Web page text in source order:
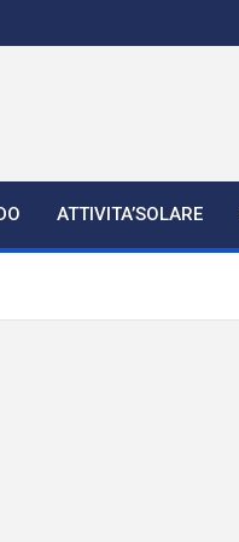
ATTIVITA’SOLARE